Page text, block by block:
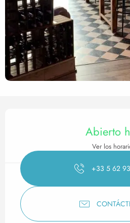
Horarios yAbierto
Ver los
+33 5 62